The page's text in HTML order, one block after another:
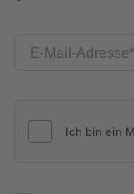
E-Mail-Adresse